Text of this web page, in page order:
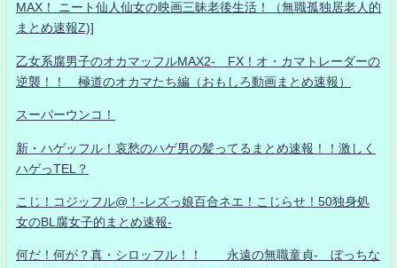
MAX！ ニート仙人仙女の映画三昧老後生活！（無職孤独居老人的
まとめ速報Z)]
乙女系腐男子のオカマッフルMAX2- FX！オ・カマトレーダーの
逆襲！！ 極道のオカマたち編（おもしろ動画まとめ速報）
スーパーウンコ！
新・ハゲッフル！哀愁のハゲ男の髪ってるまとめ速報！！激しく
ハゲっTEL？
こじ！コジッフル@！-レズっ娘百合ネエ！こじらせ！50独身処
女のBL腐女子的まとめ速報-
何だ！何が？真・シロッフル！！ 永遠の無職童貞- ぼっちな